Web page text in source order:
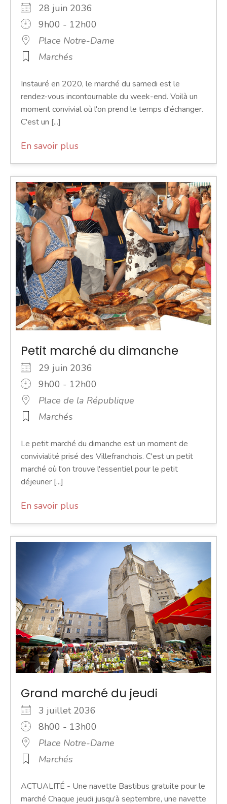
28 juin 2036
9h00 - 12h00
Place Notre-Dame
Marchés
Instauré en 2020, le marché du samedi est le
rendez-vous incontournable du week-end. Voilà un
moment convivial où l'on prend le temps d'échanger.
C'est un [...]
En savoir plus
Petit marché du dimanche
29 juin 2036
9h00 - 12h00
Place de la République
Marchés
Le petit marché du dimanche est un moment de
convivialité prisé des Villefranchois. C'est un petit
marché où l'on trouve l'essentiel pour le petit
déjeuner [...]
En savoir plus
Grand marché du jeudi
3 juillet 2036
8h00 - 13h00
Place Notre-Dame
Marchés
ACTUALITÉ - Une navette Bastibus gratuite pour le
marché Chaque jeudi jusqu’à septembre, une navette